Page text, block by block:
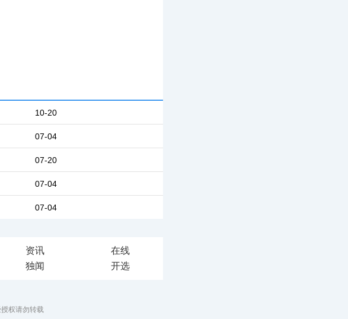
10-20
07-04
07-20
07-04
07-04
资讯
在线
独闻 开选
权请勿转载